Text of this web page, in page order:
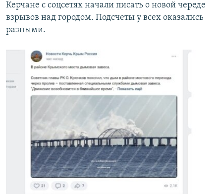
Керчане с соцсетях начали писать о новой череде
взрывов над городом. Подсчеты у всех оказались
разными.